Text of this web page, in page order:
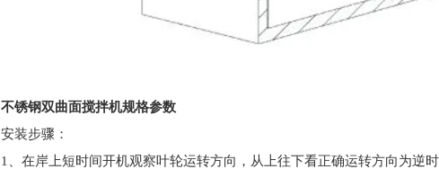
不锈钢双曲面搅拌机规格参数
安装步骤 ：
1、在岸上短时间开机观察叶轮运转方向，从上往下看正确运转方向为逆